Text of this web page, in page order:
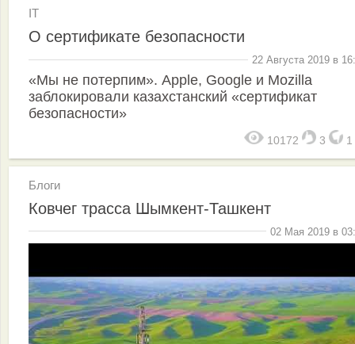
IT
О сертификате безопасности
22 Августа 2019 в
«Мы не потерпим». Apple, Google и Mozilla
заблокировали казахстанский «сертификат
безопасности»
10172 3 1
Блоги
Ковчег трасса Шымкент-Ташкент
02 Мая 2019 в